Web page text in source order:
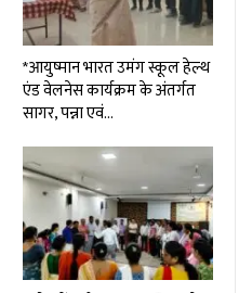
*आयुष्मान भारत उमंग स्कूल हेल्थ
एंड वेलनेस कार्यक्रम के अंतर्गत
सागर, पन्ना एवं…